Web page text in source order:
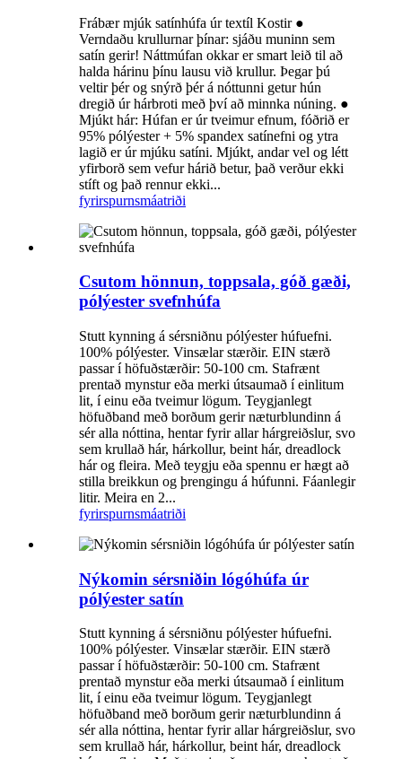
Frábær mjúk satínhúfa úr textíl Kostir ●
Verndaðu krullurnar þínar: sjáðu muninn sem
satín gerir! Náttmúfan okkar er smart leið til að
halda hárinu þínu lausu við krullur. Þegar þú
veltir þér og snýrð þér á nóttunni getur hún
dregið úr hárbroti með því að minnka núning. ●
Mjúkt hár: Húfan er úr tveimur efnum, fóðrið er
95% pólýester + 5% spandex satínefni og ytra
lagið er úr mjúku satíni. Mjúkt, andar vel og létt
yfirborð sem vefur hárið betur, það verður ekki
stíft og það rennur ekki...
fyrirspurnsmáatriði
Csutom hönnun, toppsala, góð gæði,
pólýester svefnhúfa
Stutt kynning á sérsniðnu pólýester húfuefni.
100% pólýester. Vinsælar stærðir. EIN stærð
passar í höfuðstærðir: 50-100 cm. Stafrænt
prentað mynstur eða merki útsaumað í einlitum
lit, í einu eða tveimur lögum. Teygjanlegt
höfuðband með borðum gerir næturblundinn á
sér alla nóttina, hentar fyrir allar hárgreiðslur, svo
sem krullað hár, hárkollur, beint hár, dreadlock
hár og fleira. Með teygju eða spennu er hægt að
stilla breikkun og þrengingu á húfunni. Fáanlegir
litir. Meira en 2...
fyrirspurnsmáatriði
Nýkomin sérsniðin lógóhúfa úr
pólýester satín
Stutt kynning á sérsniðnu pólýester húfuefni.
100% pólýester. Vinsælar stærðir. EIN stærð
passar í höfuðstærðir: 50-100 cm. Stafrænt
prentað mynstur eða merki útsaumað í einlitum
lit, í einu eða tveimur lögum. Teygjanlegt
höfuðband með borðum gerir næturblundinn á
sér alla nóttina, hentar fyrir allar hárgreiðslur, svo
sem krullað hár, hárkollur, beint hár, dreadlock